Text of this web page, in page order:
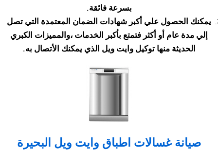
بسرعة فائقة.
يمكنك الحصول علي أكبر شهادات الضمان المعتمدة التي تصل
إلي مدة عام أو أكثر فتمتع بأكبر الخدمات ،والمميزات الكبري
الحديثة منها توكيل وايت ويل الذي يمكنك الأتصال به.
صيانة غسالات اطباق وايت ويل البحيرة